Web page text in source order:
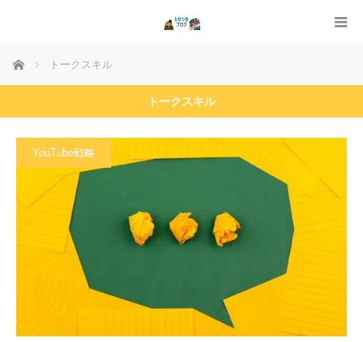
ホーム トークスキル
トークスキル
YouTube戦略